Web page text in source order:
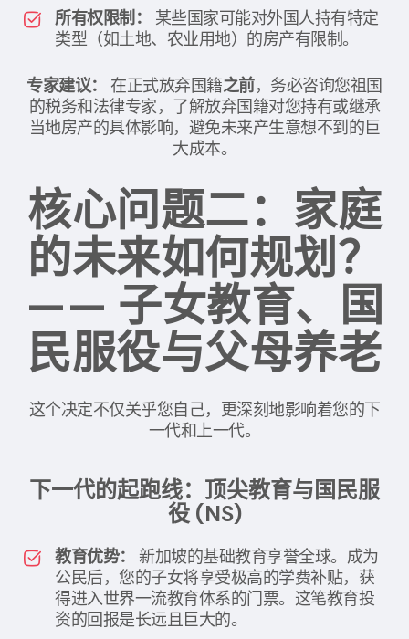
所有权限制：
某些国家可能对外国人持有特定
类型（如土地、农业用地）的房产有限制。
专家建议： 在正式放弃国籍之前，务必咨询您祖国
的税务和法律专家，了解放弃国籍对您持有或继承
当地房产的具体影响，避免未来产生意想不到的巨
大成本。
核心问题二：家庭
的未来如何规划？
—— 子女教育、国
民服役与父母养老
这个决定不仅关乎您自己，更深刻地影响着您的下
一代和上一代。
下一代的起跑线：顶尖教育与国民服
役 (NS)
教育优势：
新加坡的基础教育享誉全球。成为
公民后，您的子女将享受极高的学费补贴，获
得进入世界一流教育体系的门票。这笔教育投
资的回报是长远且巨大的。